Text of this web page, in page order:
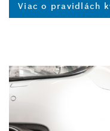
Viac o pravidlách